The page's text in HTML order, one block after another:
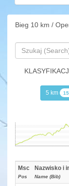
Bieg 10 km /
5 km
Msc
Pos
Nazwisko i
Name (Bib)